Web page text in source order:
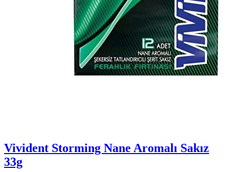
Vivident Storming Nane Aromalı Sakız
33g